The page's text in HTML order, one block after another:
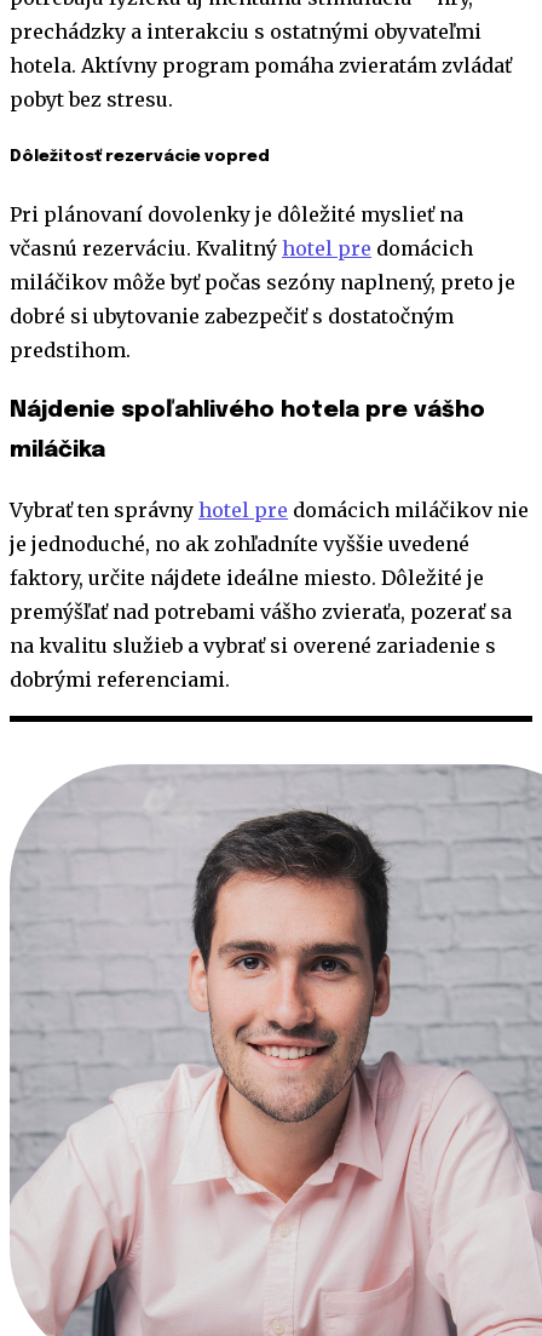
prechádzky a interakciu s ostatnými obyvateľmi
hotela. Aktívny program pomáha zvieratám zvládať
pobyt bez stresu.
Dôležitosť rezervácie vopred
Pri plánovaní dovolenky je dôležité myslieť na
včasnú rezerváciu. Kvalitný hotel pre domácich
miláčikov môže byť počas sezóny naplnený, preto je
dobré si ubytovanie zabezpečiť s dostatočným
predstihom.
Nájdenie spoľahlivého hotela pre vášho
miláčika
Vybrať ten správny hotel pre domácich miláčikov nie
je jednoduché, no ak zohľadníte vyššie uvedené
faktory, určite nájdete ideálne miesto. Dôležité je
premýšľať nad potrebami vášho zvieraťa, pozerať sa
na kvalitu služieb a vybrať si overené zariadenie s
dobrými referenciami.